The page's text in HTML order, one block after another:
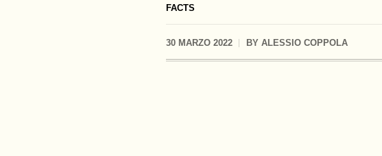
FACTS
30 MARZO 2022 BY ALESSIO COPPOLA